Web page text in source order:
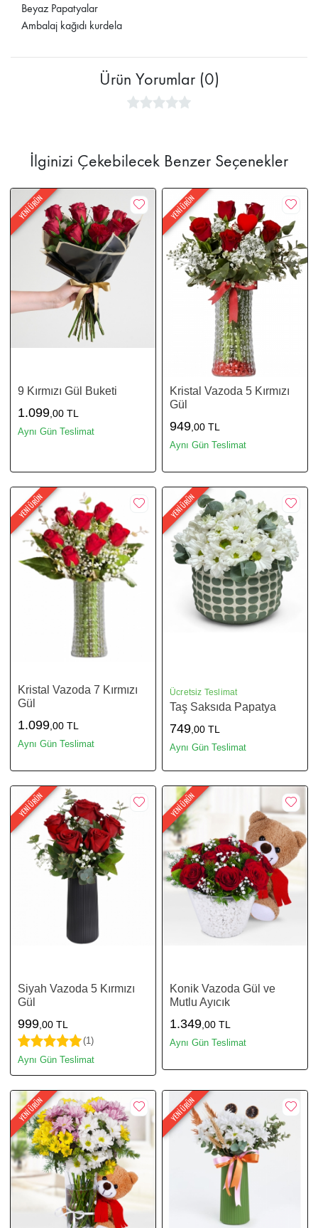
Beyaz Papatyalar
Ambalaj kağıdı kurdela
Ürün Yorumlar (0)
İlginizi Çekebilecek Benzer Seçenekler
YENİ ÜRÜN
9 Kırmızı Gül Buketi
1.099 ,00 TL
Aynı Gün Teslimat
YENİ ÜRÜN
Kristal Vazoda 5 Kırmızı
Gül
949 ,00 TL
Aynı Gün Teslimat
YENİ ÜRÜN
Kristal Vazoda 7 Kırmızı
Gül
1.099 ,00 TL
Aynı Gün Teslimat
YENİ ÜRÜN
Ücretsiz Teslimat
Taş Saksıda Papatya
749 ,00 TL
Aynı Gün Teslimat
YENİ ÜRÜN
Siyah Vazoda 5 Kırmızı
Gül
999 ,00 TL
(1)
Aynı Gün Teslimat
YENİ ÜRÜN
Konik Vazoda Gül ve
Mutlu Ayıcık
1.349 ,00 TL
Aynı Gün Teslimat
YENİ ÜRÜN YENİ ÜRÜN